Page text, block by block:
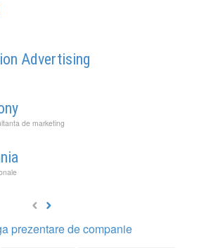
Advertising
de marketing
prezentare de companie